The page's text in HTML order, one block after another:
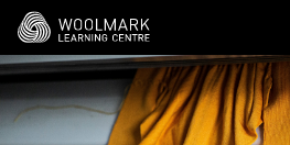
Skip to main content